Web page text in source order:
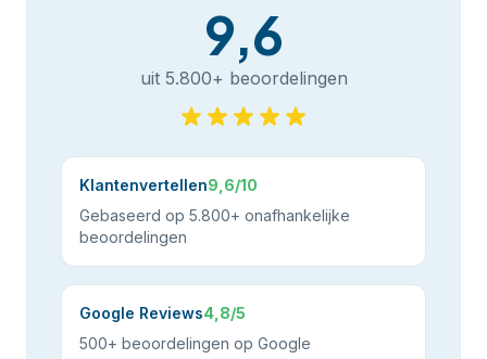
9,6
uit 5.800+ beoordelingen
Klantenvertellen9,6/10
Gebaseerd op 5.800+ onafhankelijke
beoordelingen
Google Reviews4,8/5
500+ beoordelingen op Google